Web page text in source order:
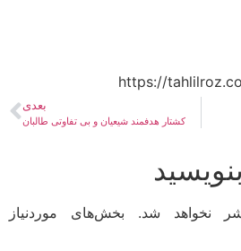
کشتار هدفمند شیعیان و بی تفاوتی طالبان
شد.
بخش‌های موردنیاز